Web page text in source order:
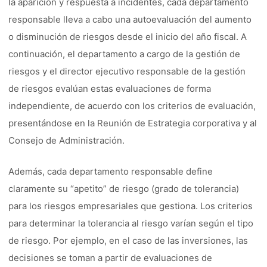
la aparición y respuesta a incidentes, cada departamento
responsable lleva a cabo una autoevaluación del aumento
o disminución de riesgos desde el inicio del año fiscal. A
continuación, el departamento a cargo de la gestión de
riesgos y el director ejecutivo responsable de la gestión
de riesgos evalúan estas evaluaciones de forma
independiente, de acuerdo con los criterios de evaluación,
presentándose en la Reunión de Estrategia corporativa y al
Consejo de Administración.
Además, cada departamento responsable define
claramente su “apetito” de riesgo (grado de tolerancia)
para los riesgos empresariales que gestiona. Los criterios
para determinar la tolerancia al riesgo varían según el tipo
de riesgo. Por ejemplo, en el caso de las inversiones, las
decisiones se toman a partir de evaluaciones de